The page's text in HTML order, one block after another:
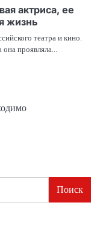
актриса, ее
жизнь
театра и кино.
она проявляла…
Поиск